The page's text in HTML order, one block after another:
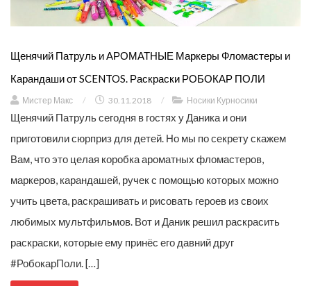
Щенячий Патруль и АРОМАТНЫЕ Маркеры Фломастеры и
Карандаши от SCENTOS. Раскраски РОБОКАР ПОЛИ
Мистер Макс / 30.11.2018 / Носики Курносики
Щенячий Патруль сегодня в гостях у Даника и они
приготовили сюрприз для детей. Но мы по секрету скажем
Вам, что это целая коробка ароматных фломастеров,
маркеров, карандашей, ручек с помощью которых можно
учить цвета, раскрашивать и рисовать героев из своих
любимых мультфильмов. Вот и Даник решил раскрасить
раскраски, которые ему принёс его давний друг
#РобокарПоли. […]